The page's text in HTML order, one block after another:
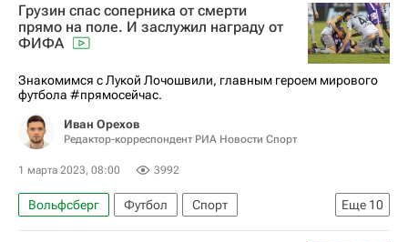
Хвича Кварацхелия
Слован (Братислава)
Джаба Канкава
Наполи
Евро-2024
Грузин спас соперника от смерти
прямо на поле. И заслужил награду от
ФИФА
Знакомимся с Лукой Лочошвили, главным героем мирового
футбола #прямосейчас.
Иван Орехов
Редактор-корреспондент РИА Новости Спорт
1 марта 2023, 08:00 3992
Еще 10
Вольфсберг Футбол
Спорт
Международная федерация футбола (ФИФА)